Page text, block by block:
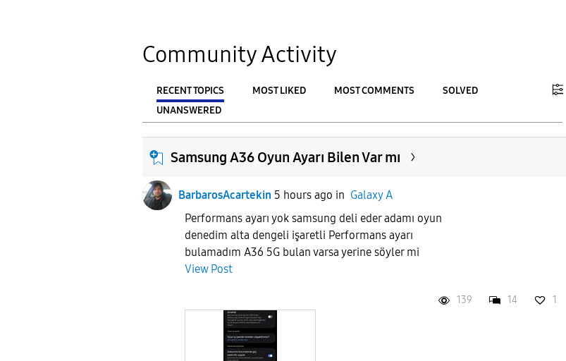
Community Activity
RECENT TOPICS MOST LIKED MOST COMMENTS
SOLVED
UNANSWERED
From To
Samsung A36 Oyun Ayarı Bilen Var mı
BarbarosAcartekin 5 hours ago in Galaxy A
Performans ayarı yok samsung deli eder adamı oyun
denedim alta dengeli işaretli Performans ayarı
bulamadım A36 5G bulan varsa yerine söyler mi
View Post
139 14 1